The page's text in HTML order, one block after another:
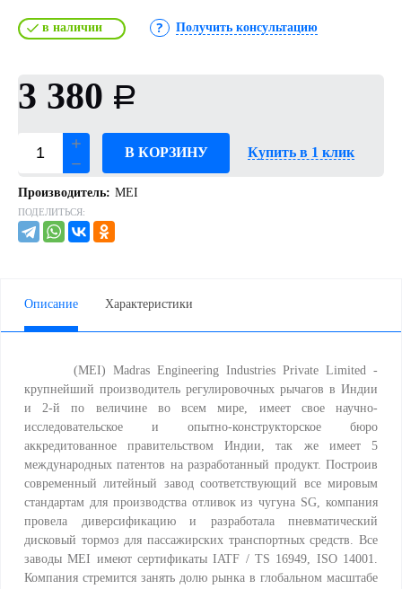
в наличии Получить консультацию
3 380 Р
В КОРЗИНУ Купить в 1 клик
Производитель: MEI
ПОДЕЛИТЬСЯ:
Описание Характеристики
(MEI) Madras Engineering Industries Private Limited -
крупнейший производитель регулировочных рычагов в Индии
и 2-й по величине во всем мире, имеет свое научно-
исследовательское и опытно-конструкторское бюро
аккредитованное правительством Индии, так же имеет 5
международных патентов на разработанный продукт. Построив
современный литейный завод соответствующий все мировым
стандартам для производства отливок из чугуна SG, компания
провела диверсификацию и разработала пневматический
дисковый тормоз для пассажирских транспортных средств. Все
заводы MEI имеют сертификаты IATF / TS 16949, ISO 14001.
Компания стремится занять долю рынка в глобальном масштабе